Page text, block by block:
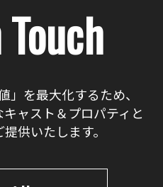
」を最大化するため、
ャスト＆プロパティと
供いたします。